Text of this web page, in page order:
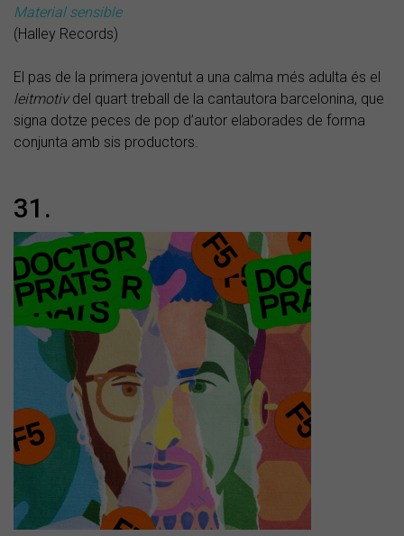
Material sensible
(Halley Records)
El pas de la primera joventut a una calma més adulta és el
leitmotivdel quart treball de la cantautora barcelonina, que
signa dotze peces de pop d’autor elaborades de forma
conjunta amb sis productors.
31.